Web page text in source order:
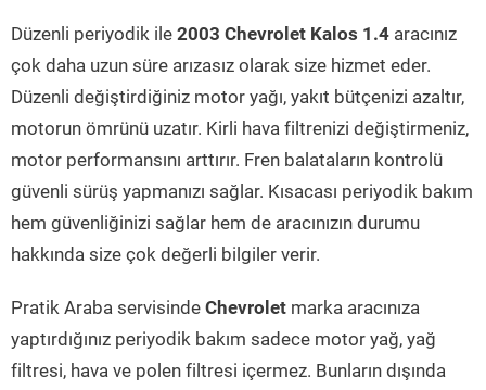
Düzenli periyodik ile 2003 Chevrolet Kalos 1.4 aracınız
çok daha uzun süre arızasız olarak size hizmet eder.
Düzenli değiştirdiğiniz motor yağı, yakıt bütçenizi azaltır,
motorun ömrünü uzatır. Kirli hava filtrenizi değiştirmeniz,
motor performansını arttırır. Fren balataların kontrolü
güvenli sürüş yapmanızı sağlar. Kısacası periyodik bakım
hem güvenliğinizi sağlar hem de aracınızın durumu
hakkında size çok değerli bilgiler verir.
Pratik Araba servisinde Chevrolet marka aracınıza
yaptırdığınız periyodik bakım sadece motor yağ, yağ
filtresi, hava ve polen filtresi içermez. Bunların dışında